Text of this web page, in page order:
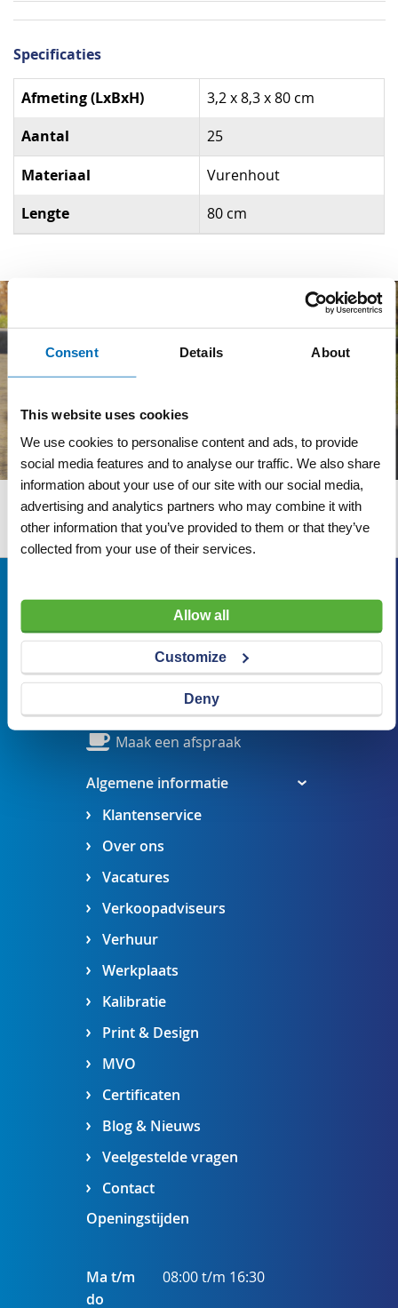
Consent Details About
This website uses cookies
We use cookies to personalise content and ads, to provide
social media features and to analyse our traffic. We also share
information about your use of our site with our social media,
advertising and analytics partners who may combine it with
other information that you’ve provided to them or that they’ve
collected from your use of their services.
Allow all
Customize
Deny
Specificaties
Specificaties
Afmeting (LxBxH) 3,2 x 8,3 x 80 cm
Aantal 25
Materiaal Vurenhout
Lengte 80 cm
Wij adviseren u graag
Algemene informatie
Klantenservice
Over ons
Vacatures
Verkoopadviseurs
Verhuur
Werkplaats
Kalibratie
Print & Design
MVO
Certificaten
Blog & Nieuws
Veelgestelde vragen
Contact
Veldsteen 25, 4815 PK Breda
verkoop@visserbreda.nl
076 541 5073
Stel een vraag
Maak een afspraak
Openingstijden
Ma t/m
do
08:00 t/m 16:30